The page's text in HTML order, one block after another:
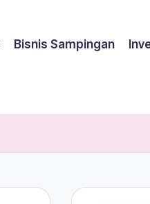
Bisnis Sampingan